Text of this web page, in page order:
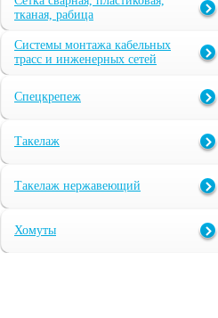
тканая, рабица
Системы монтажа кабельных
трасс и инженерных сетей
Спецкрепеж
Такелаж
Такелаж нержавеющий
Хомуты